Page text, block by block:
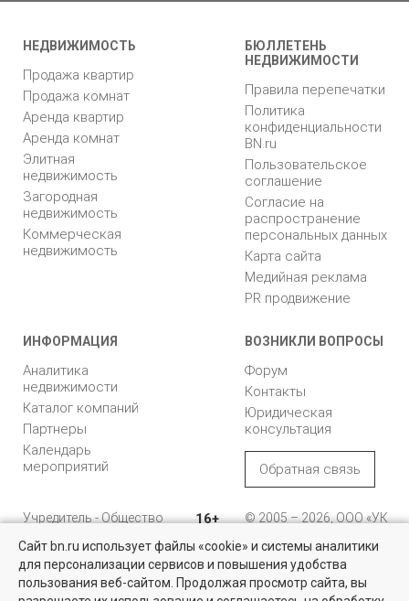
Найти квартиру - это просто!
Выбирайте среди 14 тысяч проверенных вариантов на вторичом
НЕДВИЖИМОСТЬ
Продажа квартир
Продажа комнат
Аренда квартир
Аренда комнат
Элитная
недвижимость
Загородная
недвижимость
Коммерческая
недвижимость
БЮЛЛЕТЕНЬ
НЕДВИЖИМОСТИ
Правила перепечатки
Политика
конфиденциальности
BN.ru
Пользовательское
соглашение
Согласие на
распространение
персональных данных
Карта сайта
Медийная реклама
PR продвижение
ИНФОРМАЦИЯ
Аналитика
недвижимости
Каталог компаний
Партнеры
Календарь
мероприятий
ВОЗНИКЛИ ВОПРОСЫ
Форум
Контакты
Юридическая
консультация
Обратная связь
Учредитель - Общество
ответственностью
"Управляющая
компания "Бюллетень
недвижимости"
16+
© 2005 – 2026, ООО «УК
196105, Санкт-
Петербург, пр. Юрия
Гагарина, 1
Сайт bn.ru использует файлы «cookie» и системы аналитики
для персонализации сервисов и повышения удобства
пользования веб-сайтом. Продолжая просмотр сайта, вы